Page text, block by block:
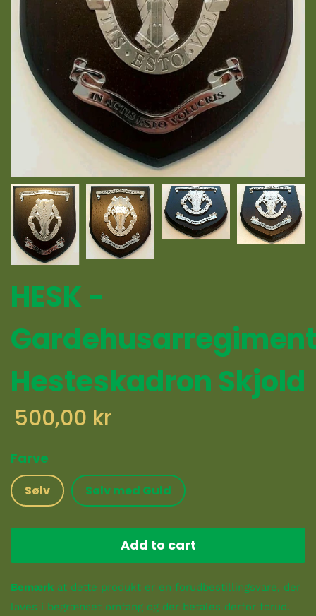
HESK -
Hesteskadron Skjold
500,00 kr
Farve
Sølv Sølv med Guld
Add to cart
Bemærk at dette produkt er en forudbestillingsvare, der
laves i begrænset omfang og der betales derfor forud.